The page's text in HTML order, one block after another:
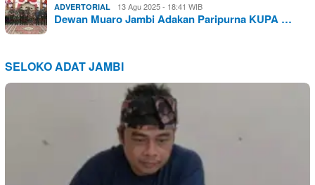
ADVERTORIAL 13 Agu 2025 - 18:41 WIB
Dewan Muaro Jambi Adakan Paripurna KUPA …
SELOKO ADAT JAMBI